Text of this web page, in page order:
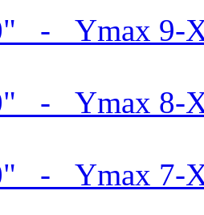
- Ymax 9-
- Ymax 8-
- Ymax 7-